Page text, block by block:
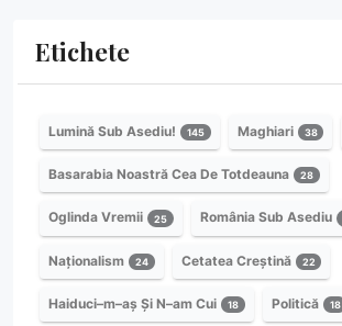
Etichete
Lumină Sub Asediu! 145 Maghiari 38
Basarabia Noastră Cea De Totdeauna 28
Oglinda Vremii 25 România Sub Asediu
Naționalism 24 Cetatea Creștină 22
Haiduci–m–aș Și N–am Cui 18 Politică 18